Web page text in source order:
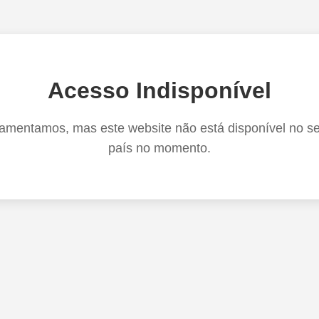
Acesso Indisponível
mas este website não está disponível no
país no momento.